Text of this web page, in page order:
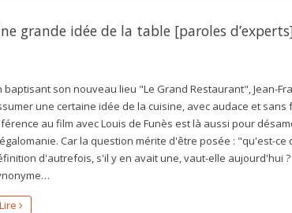
grande idée de la table [paroles
baptisant son nouveau lieu "Le Grand Restaurant", Jean-
une certaine idée de la cuisine, avec audace et sans
au film avec Louis de Funès est là aussi pour
Car la question mérite d'être posée : "qu'est-ce
d'autrefois, s'il y en avait une, vaut-elle aujourd'hui
Lire